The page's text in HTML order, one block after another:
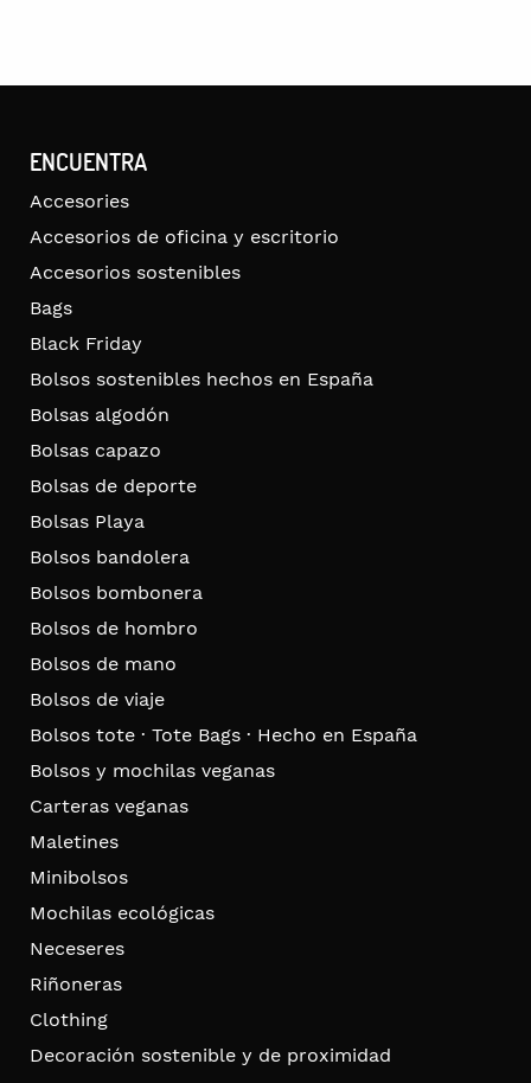
ENCUENTRA
Accesories
Accesorios de oficina y escritorio
Accesorios sostenibles
Bags
Black Friday
Bolsos sostenibles hechos en España
Bolsas algodón
Bolsas capazo
Bolsas de deporte
Bolsas Playa
Bolsos bandolera
Bolsos bombonera
Bolsos de hombro
Bolsos de mano
Bolsos de viaje
Bolsos tote · Tote Bags · Hecho en España
Bolsos y mochilas veganas
Carteras veganas
Maletines
Minibolsos
Mochilas ecológicas
Neceseres
Riñoneras
Clothing
Decoración sostenible y de proximidad